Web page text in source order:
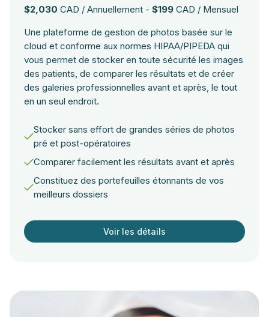
$2,030 CAD / Annuellement - $199 CAD / Mensuel
Une plateforme de gestion de photos basée sur le
cloud et conforme aux normes HIPAA/PIPEDA qui
vous permet de stocker en toute sécurité les images
des patients, de comparer les résultats et de créer
des galeries professionnelles avant et après, le tout
en un seul endroit.
Stocker sans effort de grandes séries de photos
pré et post-opératoires
Comparer facilement les résultats avant et après
Constituez des portefeuilles étonnants de vos
meilleurs dossiers
Voir les détails